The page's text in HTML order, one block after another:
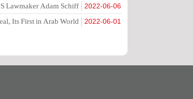
2022-06-06
Lawmaker Adam Schiff
2022-06-01
Its First in Arab World